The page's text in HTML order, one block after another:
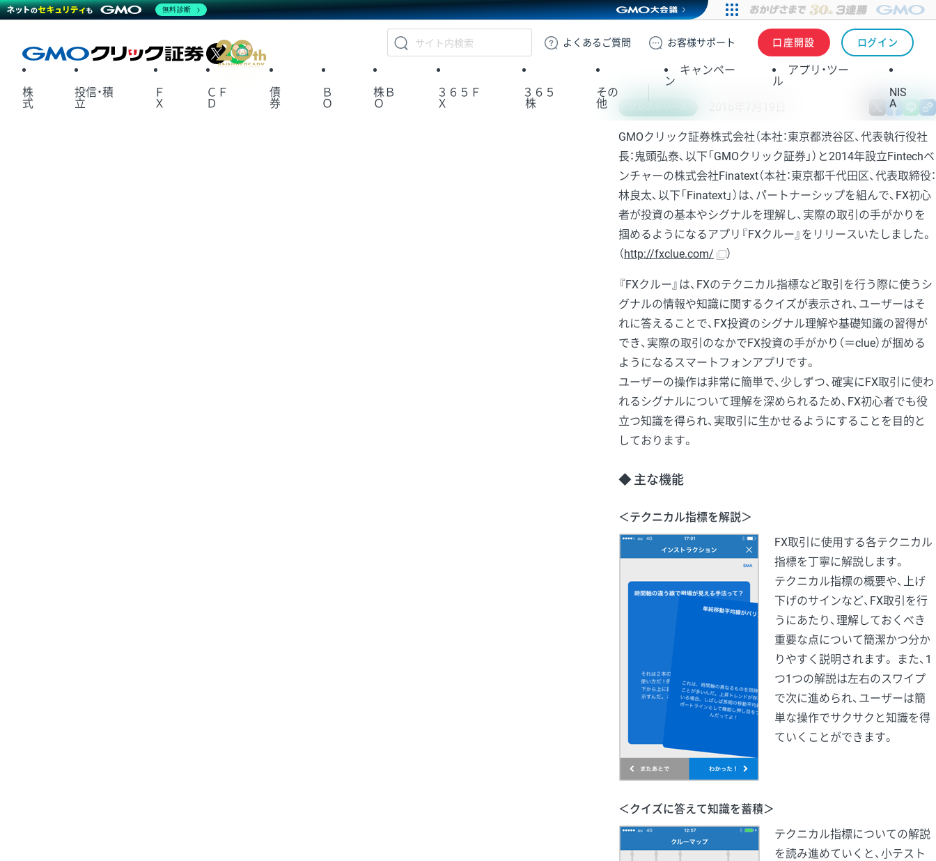
GMOクリック証券
よくある ご質問 お客様サポート 口座開設 ログイン
X
株
式
投信・積
立
Ｆ
Ｘ
ＣＦ
Ｄ
債
券
Ｂ
Ｏ
株Ｂ
Ｏ
３６５Ｆ
Ｘ
３６５
株
その
他
キャンペー
ン
アプリ・ツー
ル
NIS
A
X
GMOクリック証券株式会社（本社：東京都渋谷区、代表執行役社
長：鬼頭弘泰、以下「GMOクリック証券」）と2014年設立Fintechベ
ンチャーの株式会社Finatext（本社：東京都千代田区、代表取締役：
林良太、以下「Finatext」）は、パートナーシップを組んで、FX初心
者が投資の基本やシグナルを理解し、実際の取引の手がかりを
掴めるようになるアプリ『FXクルー』をリリースいたしました。
（http://fxclue.com/ ）
『FXクルー』は、FXのテクニカル指標など取引を行う際に使うシ
グナルの情報や知識に関するクイズが表示され、ユーザーはそ
れに答えることで、FX投資のシグナル理解や基礎知識の習得が
でき、実際の取引のなかでFX投資の手がかり（＝clue）が掴める
ようになるスマートフォンアプリです。
ユーザーの操作は非常に簡単で、少しずつ、確実にFX取引に使わ
れるシグナルについて理解を深められるため、FX初心者でも役
立つ知識を得られ、実取引に生かせるようにすることを目的と
しております。
◆ 主な機能
＜テクニカル指標を解説＞
FX取引に使用する各テクニカル
指標を丁寧に解説します。
テクニカル指標の概要や、上げ
下げのサインなど、FX取引を行
うにあたり、理解しておくべき
重要な点について簡潔かつ分か
りやすく説明されます。 また、1
つ1つの解説は左右のスワイプ
で次に進められ、ユーザーは簡
単な操作でサクサクと知識を得
ていくことができます。
＜クイズに答えて知識を蓄積＞
テクニカル指標についての解説
を読み進めていくと、小テスト
無料診断